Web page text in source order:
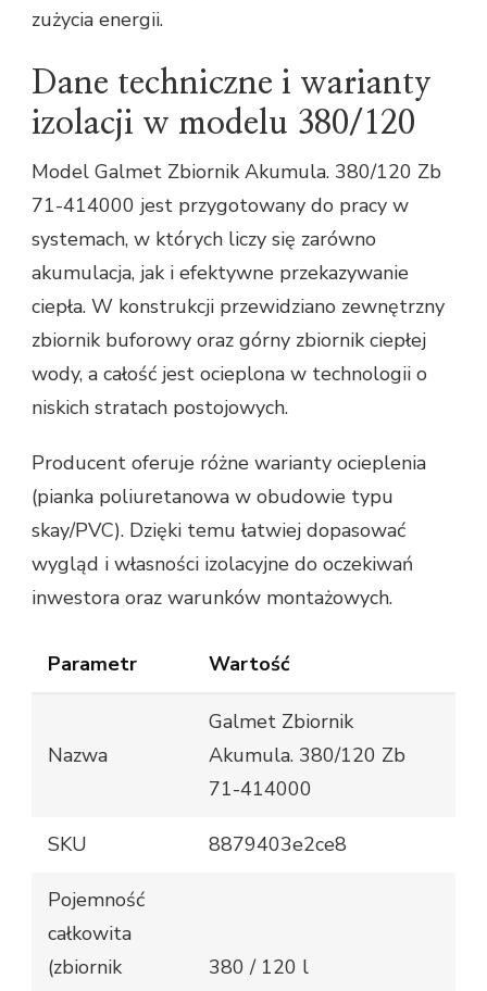
zużycia energii.
Dane techniczne i warianty
izolacji w modelu 380/120
Model Galmet Zbiornik Akumula. 380/120 Zb
71-414000 jest przygotowany do pracy w
systemach, w których liczy się zarówno
akumulacja, jak i efektywne przekazywanie
ciepła. W konstrukcji przewidziano zewnętrzny
zbiornik buforowy oraz górny zbiornik ciepłej
wody, a całość jest ocieplona w technologii o
niskich stratach postojowych.
Producent oferuje różne warianty ocieplenia
(pianka poliuretanowa w obudowie typu
skay/PVC). Dzięki temu łatwiej dopasować
wygląd i własności izolacyjne do oczekiwań
inwestora oraz warunków montażowych.
Parametr Wartość
Nazwa
Galmet Zbiornik
Akumula. 380/120 Zb
71-414000
SKU 8879403e2ce8
Pojemność
całkowita
(zbiornik
380 / 120 l